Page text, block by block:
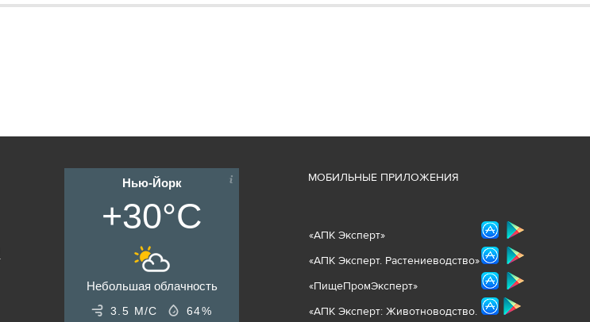
Нью-Йорк
+30°C
Небольшая облачность
3.5 М/С 64%
МОБИЛЬНЫЕ ПРИЛОЖЕНИЯ
«АПК Эксперт»
«АПК Эксперт. Растениеводство»
«ПищеПромЭксперт»
«АПК Эксперт: Животноводство.